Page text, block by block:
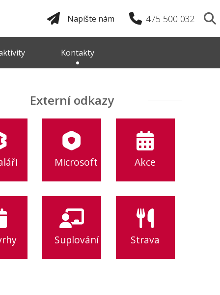
475 500 032
Napište nám
Kontakty
Externí odkazy
Microsoft Akce
Suplování Strava